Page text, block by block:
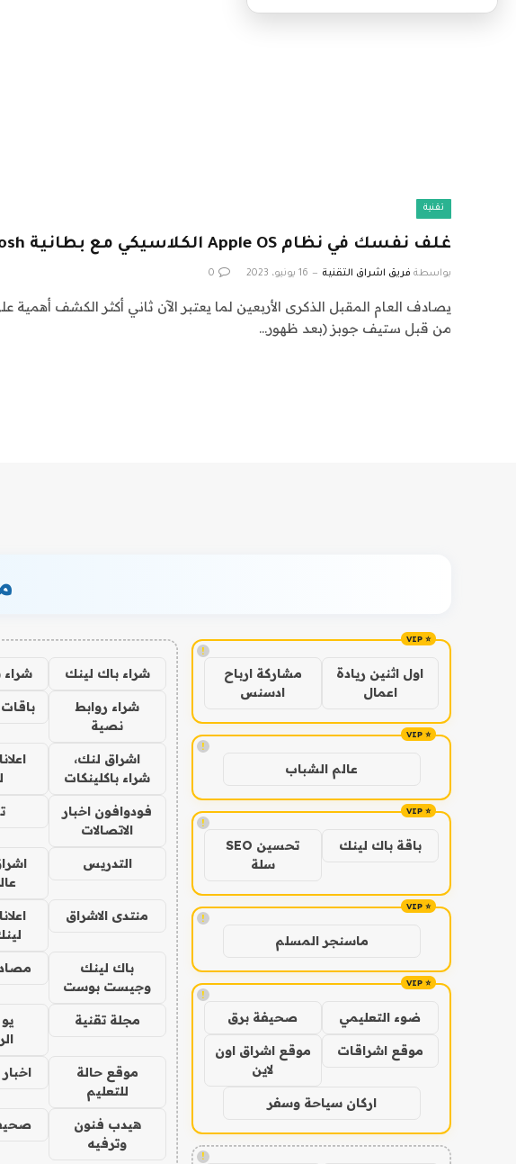
تقنية
غلف نفسك في نظام Apple OS الكلاسيكي مع بطانية Macintosh
بواسطة فريق اشراق التقنية 16 يونيو، 2023 0
يصادف العام المقبل الذكرى الأربعين لما يعتبر الآن ثاني أكثر الكشف أهمية
من قبل ستيف جوبز (بعد ظهور…
!
اول اثنين ريادة
اعمال
مشاركة ارباح
ادسنس
!
عالم الشباب
!
باقة باك لينك
تحسين SEO
سلة
!
ماسنجر المسلم
!
ضوء التعليمي صحيفة برق
موقع اشراقات
موقع اشراق اون
لاين
اركان سياحة وسفر
!
شراء باك لينك شراء
شراء روابط
نصية
اشراق لنك،
شراء باكلينكات
فودوافون اخبار
الاتصالات
التدريس
منتدى الاشراق
لينك
باك لينك
وجيست بوست
مجلة تقنية
موقع حالة
للتعليم
اخبار 24 ساعة
هيدب فنون
وترفيه